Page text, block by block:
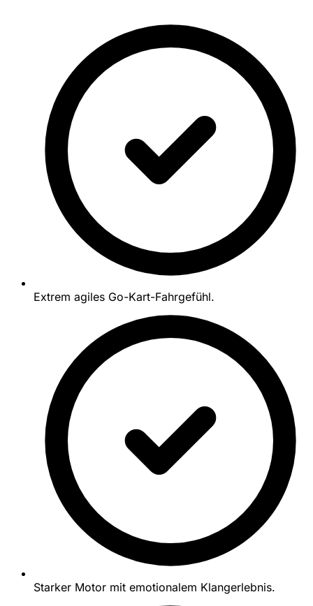
Extrem agiles Go-Kart-Fahrgefühl.
Starker Motor mit emotionalem Klangerlebnis.